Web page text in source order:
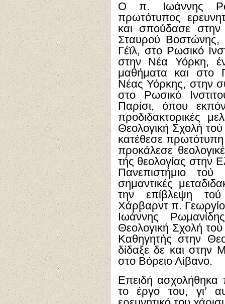
Ο π. Ιωάννης
πρωτότυπος
και σπούδασε στην
Σταυρού Βοστώνης,
Γέϊλ, στο Ρωσικό
στην Νέα Υόρκη,
μαθήματα και στο
Νέας Υόρκης, στην
στο Ρωσικό
Παρίσι, όπου
προδιδακτορικές
Θεολογική Σχολή
κατέθεσε πρωτότυπη
προκάλεσε
τής θεολογίας στην
Πανεπιστήμιο
σημαντικές
την επίβλεψη
Χάρβαρντ π.
Ιωάννης
Θεολογική Σχολή
Καθηγητής στην
δίδαξε δε και στην
στο Βόρειο Λίβανο.
Επειδή
το έργο του, γι’